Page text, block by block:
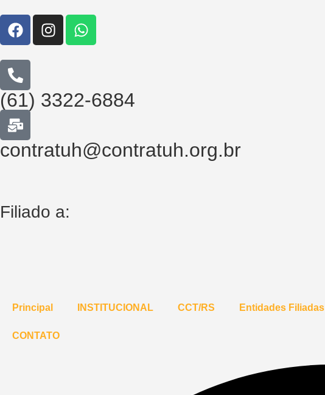
(61) 3322-6884
contratuh@contratuh.org.br
Filiado a:
Principal INSTITUCIONAL CCT/RS Entidades Filiadas
CONTATO